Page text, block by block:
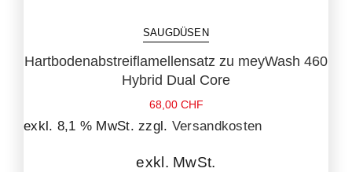
SAUGDÜSEN
Hartbodenabstreiflamellensatz zu meyWash 460
Hybrid Dual Core
68,00 CHF
exkl. 8,1 % MwSt. zzgl. Versandkosten
exkl. MwSt.